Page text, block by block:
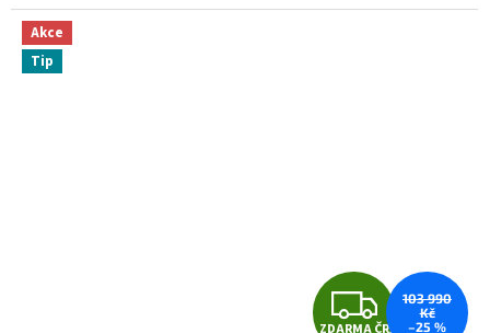
Akce
Tip
Z103 990
Kč
–25 %